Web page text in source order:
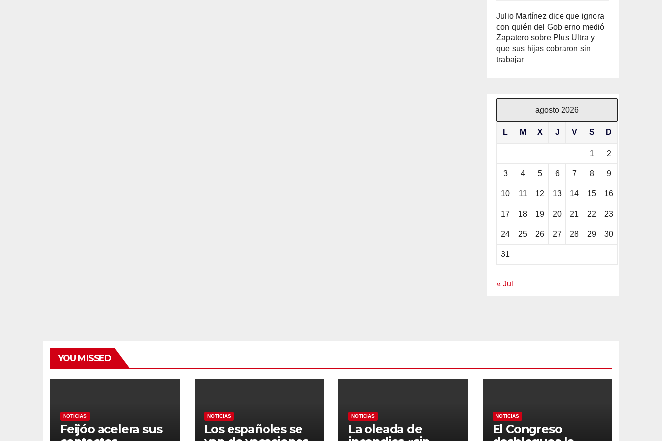
Julio Martínez dice que ignora
con quién del Gobierno medió
Zapatero sobre Plus Ultra y
que sus hijas cobraron sin
trabajar
agosto 2026
L M X J V S D
1 2
3 4 5 6 7 8 9
10 11 12 13 14 15 16
17 18 19 20 21 22 23
24 25 26 27 28 29 30
31
« Jul
YOU MISSED
NOTICIAS
Feijóo acelera sus
NOTICIAS
Los españoles se
NOTICIAS
La oleada de
NOTICIAS
El Congreso